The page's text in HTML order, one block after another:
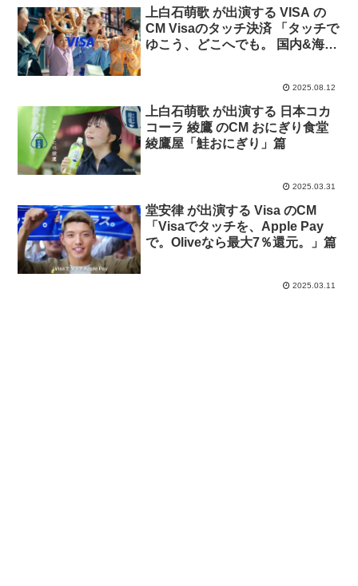
上白石萌歌 が出演する VISA の
CM Visaのタッチ決済 「タッチで
ゆこう、どこへでも。 国内&海
2025.08.12
上白石萌歌 が出演する 日本コカ
コーラ 綾鷹 のCM おにぎり食堂
綾鷹屋「鮭おにぎり」篇
2025.03.31
堂安律 が出演する Visa のCM
「Visaでタッチを、Apple Pay
で。Oliveなら最大7％還元。」篇
2025.03.11